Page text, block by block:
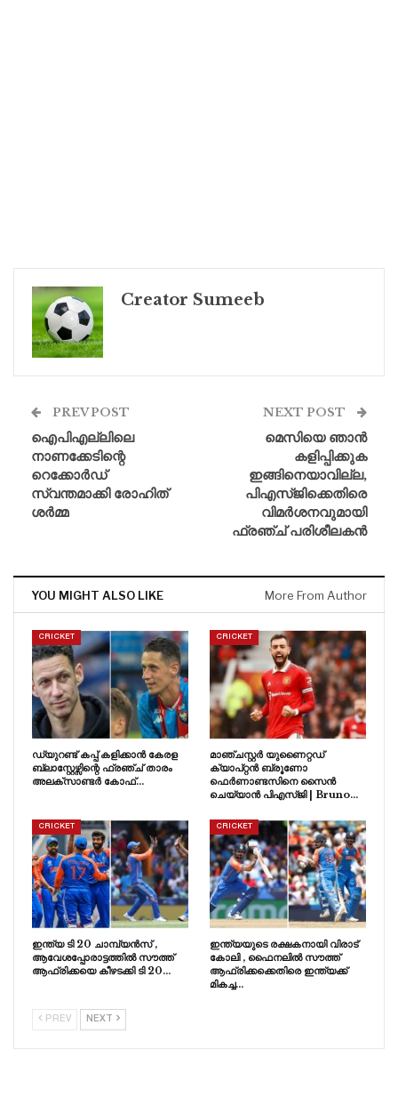
Creator Sumeeb
PREV POST
ഐപിഎല്ലിലെ
നാണക്കേടിന്റെ
റെക്കോർഡ്
സ്വന്തമാക്കി രോഹിത്
ശർമ്മ
NEXT POST
മെസിയെ ഞാൻ
കളിപ്പിക്കുക
ഇങ്ങിനെയാവില്ല,
പിഎസ്‌ജിക്കെതിരെ
വിമർശനവുമായി
ഫ്രഞ്ച് പരിശീലകൻ
YOU MIGHT ALSO LIKE More From Author
CRICKET
ഡ്യുറണ്ട് കപ്പ് കളിക്കാൻ കേരള
ബ്ലാസ്റ്റേഴ്സിന്റെ ഫ്രഞ്ച് താരം
അലക്സാണ്ടർ കോഫ്…
CRICKET
മാഞ്ചസ്റ്റർ യുണൈറ്റഡ്
ക്യാപ്റ്റൻ ബ്രൂണോ
ഫെർണാണ്ടസിനെ സൈൻ
ചെയ്യാൻ പിഎസ്ജി | Bruno…
CRICKET
ഇന്ത്യ ടി 20 ചാമ്പ്യൻസ് ,
ആവേശപ്പോരാട്ടത്തിൽ സൗത്ത്
ആഫ്രിക്കയെ കീഴടക്കി ടി 20…
CRICKET
ഇന്ത്യയുടെ രക്ഷകനായി വിരാട്
കോലി , ഫൈനലിൽ സൗത്ത്
ആഫ്രിക്കക്കെതിരെ ഇന്ത്യക്ക്
മികച്ച…
PREV NEXT